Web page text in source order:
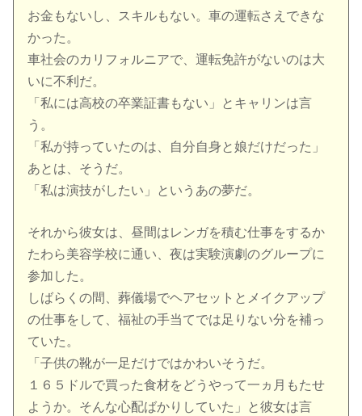
お金もないし、スキルもない。車の運転さえできな
かった。
車社会のカリフォルニアで、運転免許がないのは大
いに不利だ。
「私には高校の卒業証書もない」とキャリンは言
う。
「私が持っていたのは、自分自身と娘だけだった」
あとは、そうだ。
「私は演技がしたい」というあの夢だ。
それから彼女は、昼間はレンガを積む仕事をするか
たわら美容学校に通い、夜は実験演劇のグループに
参加した。
しばらくの間、葬儀場でヘアセットとメイクアップ
の仕事をして、福祉の手当てでは足りない分を補っ
ていた。
「子供の靴が一足だけではかわいそうだ。
１６５ドルで買った食材をどうやって一ヵ月もたせ
ようか。そんな心配ばかりしていた」と彼女は言